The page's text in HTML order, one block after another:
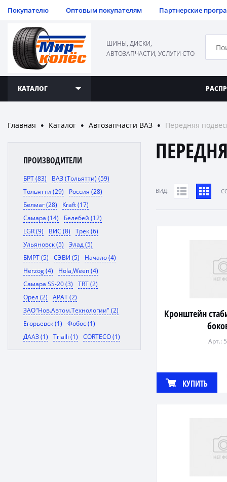
Покупателю Оптовым покупателям Партнерские
ШИНЫ, ДИСКИ,
АВТОЗАПЧАСТИ, УСЛУГИ СТО
КАТАЛОГ
Главная ● Каталог ● Автозапчасти ВАЗ ● Передняя
ПРОИЗВОДИТЕЛИ
БРТ (83)
ВАЗ (Тольятти) (59)
Тольятти (29)
Россия (28)
Белмаг (28)
Kraft (17)
Самара (14)
Белебей (12)
LGR (9)
ВИС (8)
Трек (6)
Ульяновск (5)
Элад (5)
БМРТ (5)
СЭВИ (5)
Начало (4)
Herzog (4)
Hola,Ween (4)
Самара SS-20 (3)
TRT (2)
Орел (2)
АРАТ (2)
ЗАО"Нов.Автом.Технологии" (2)
Егорьевск (1)
Фобос (1)
ДААЗ (1)
Trialli (1) CORTECO (1)
ВИД:
Кронштейн
Арт.:
КУПИТЬ